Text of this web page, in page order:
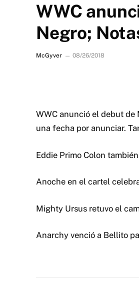
WWC
Negro;
McGyver 08/26/2018
WWC anunció el debut de
una fecha por anunciar.
Eddie Primo Colon
Anoche en el cartel
Mighty Ursus retuvo el
Anarchy venció a Bellito